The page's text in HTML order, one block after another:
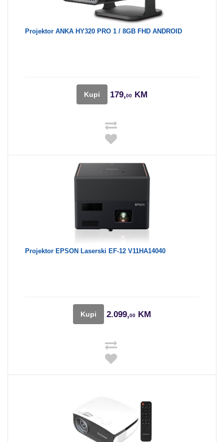
Projektor ANKA HY320 PRO 1 / 8GB FHD ANDROID
Kupi 179,00 KM
Projektor EPSON Laserski EF-12 V11HA14040
Kupi 2.099,00 KM